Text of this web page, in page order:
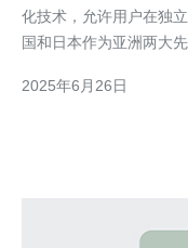
化技术，允许用户在独
国和日本作为亚洲两大
韩国和日本的VPS视频
2025年6月26日